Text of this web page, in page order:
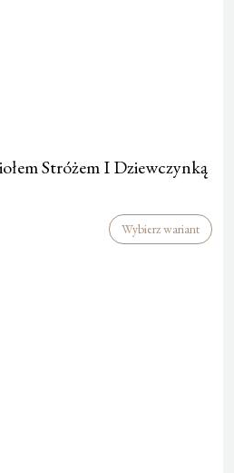
Stróżem I Dziewczynką
Wybierz wariant